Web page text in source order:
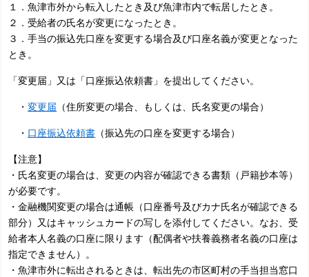
１．魚津市外から転入したとき及び魚津市内で転居したとき。
２．受給者の氏名が変更になったとき。
３．手当の振込先口座を変更する場合及び口座名義が変更となった
とき。
「変更届」又は「口座振込依頼書」を提出してください。
・変更届 （住所変更の場合、もしくは、氏名変更の場合）
・ 口座振込依頼書 （振込先の口座を変更する場合）
【注意】
・氏名変更の場合は、変更の内容が確認できる書類（戸籍抄本等）
が必要です。
・金融機関変更の場合は通帳（口座番号及びカナ氏名が確認できる
部分）又はキャッシュカードの写しを添付してください。なお、受
給者本人名義の口座に限ります（配偶者や扶養義務者名義の口座は
指定できません）。
・魚津市外に転出されるときは、転出先の市区町村の手当担当窓口